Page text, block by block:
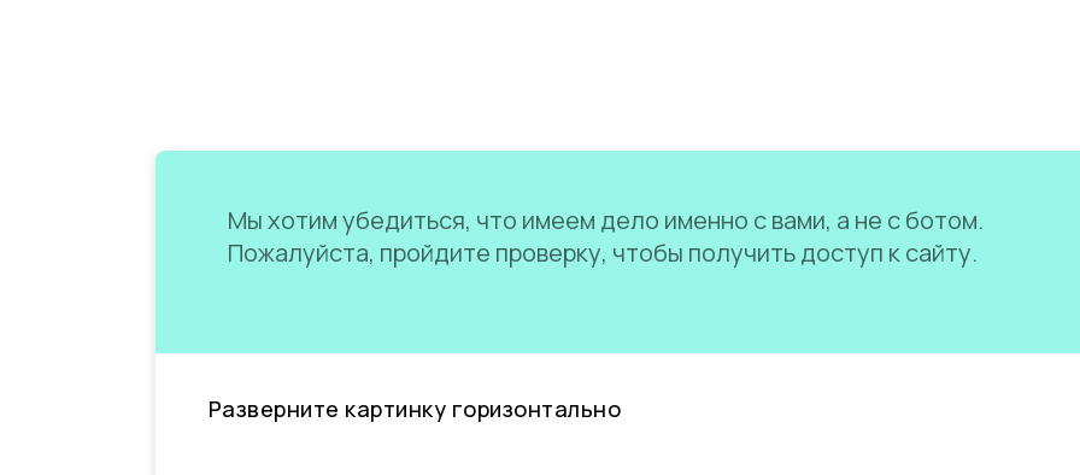
Мы хотим убедиться, что имеем дело именно с вами, а не с ботом.
Пожалуйста, пройдите проверку, чтобы получить доступ к сайту.
Разверните картинку горизонтально